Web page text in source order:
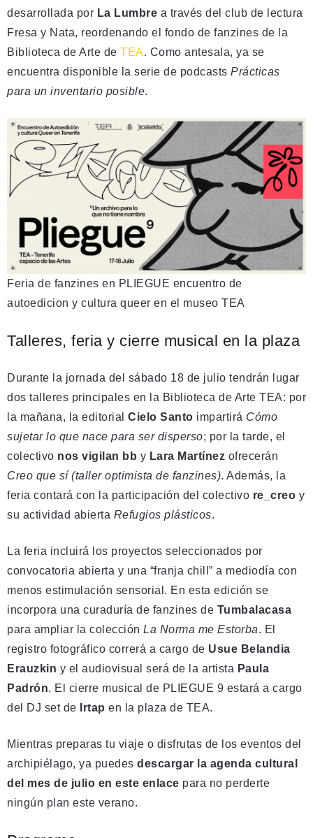
desarrollada por La Lumbre a través del club de lectura
Fresa y Nata, reordenando el fondo de fanzines de la
Biblioteca de Arte de TEA. Como antesala, ya se
encuentra disponible la serie de podcasts Prácticas
para un inventario posible.
Feria de fanzines en PLIEGUE encuentro de
autoedicion y cultura queer en el museo TEA
Talleres, feria y cierre musical en la plaza
Durante la jornada del sábado 18 de julio tendrán lugar
dos talleres principales en la Biblioteca de Arte TEA: por
la mañana, la editorial Cielo Santo impartirá Cómo
sujetar lo que nace para ser disperso; por la tarde, el
colectivo nos vigilan bb y Lara Martínez ofrecerán
Creo que sí (taller optimista de fanzines). Además, la
feria contará con la participación del colectivo re_creo y
su actividad abierta Refugios plásticos.
La feria incluirá los proyectos seleccionados por
convocatoria abierta y una “franja chill” a mediodía con
menos estimulación sensorial. En esta edición se
incorpora una curaduría de fanzines de Tumbalacasa
para ampliar la colección La Norma me Estorba. El
registro fotográfico correrá a cargo de Usue Belandia
Erauzkin y el audiovisual será de la artista Paula
Padrón. El cierre musical de PLIEGUE 9 estará a cargo
del DJ set de
Irtap en la plaza de TEA.
Mientras preparas tu viaje o disfrutas de los eventos del
archipiélago, ya puedes descargar la agenda cultural
del mes de julio en este enlace para no perderte
ningún plan este verano.